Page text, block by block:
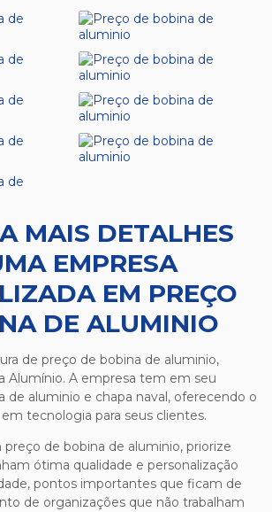
MAIS DETALHES
EMPRESA
EM PREÇO
DE ALUMINIO
de preço de bobina de aluminio,
Alumínio. A empresa tem em seu
de aluminio e chapa naval, oferecendo o
tecnologia para seus clientes.
preço de bobina de aluminio, priorize
ótima qualidade e personalização
pontos importantes que ficam de
de organizações que não trabalham